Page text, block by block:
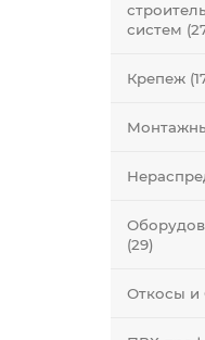
систем
Крепеж
(29)
Откосы и